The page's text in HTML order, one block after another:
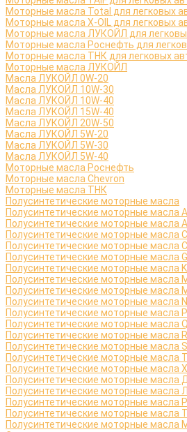
Моторные масла Total для легковых
Моторные масла X-OIL для легковых
Моторные масла ЛУКОЙЛ для
Моторные масла Роснефть для
Моторные масла ТНК для легковых
Моторные масла ЛУКОЙЛ
Масла ЛУКОЙЛ 0W-20
Масла ЛУКОЙЛ 10W-30
Масла ЛУКОЙЛ 10W-40
Масла ЛУКОЙЛ 15W-40
Масла ЛУКОЙЛ 20W-50
Масла ЛУКОЙЛ 5W-20
Масла ЛУКОЙЛ 5W-30
Масла ЛУКОЙЛ 5W-40
Моторные масла Роснефть
Моторные масла Сhevron
Моторные масла ТНК
Полусинтетические моторные масла
Полусинтетические моторные масла
Полусинтетические моторные масла
Полусинтетические моторные масла
Полусинтетические моторные масла
Полусинтетические моторные масла
Полусинтетические моторные масла
Полусинтетические моторные масла
Полусинтетические моторные масла
Полусинтетические моторные масла
Полусинтетические моторные масла
Полусинтетические моторные масла
Полусинтетические моторные масла
Полусинтетические моторные масла
Полусинтетические моторные масла
Полусинтетические моторные масла
Полусинтетические моторные масла
Полусинтетические моторные масла
Полусинтетические моторные масла
Полусинтетические моторные масла
Полусинтетические моторные масла